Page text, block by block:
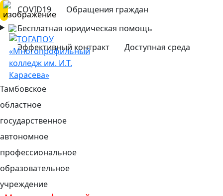
COVID19
Обращения граждан
Бесплатная юридическая помощь
Эффективный контракт
Доступная среда
Тамбовское
областное
государственное
автономное
профессиональное
образовательное
учреждение